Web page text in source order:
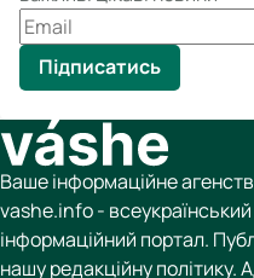
Підписатись
Ваше інформаційне
vashe.info -
інформаційний портал.
нашу редакційну політику.